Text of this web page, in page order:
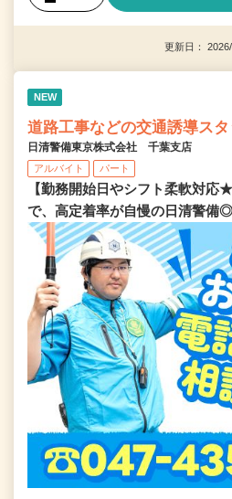
更新日：
NEW
道路工事などの交通誘導スタ
日清警備東京株式会社 千葉支店
アルバイト パート
【勤務開始日やシフト柔軟対応
で、高定着率が自慢の日清警備